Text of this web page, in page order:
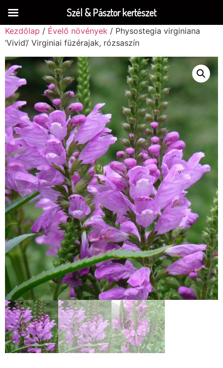
Kezdőlap / Évelő növények / Physostegia virginiana
‘Vivid’/ Virginiai füzérajak, rózsaszín
Szél & Pásztor kertészet